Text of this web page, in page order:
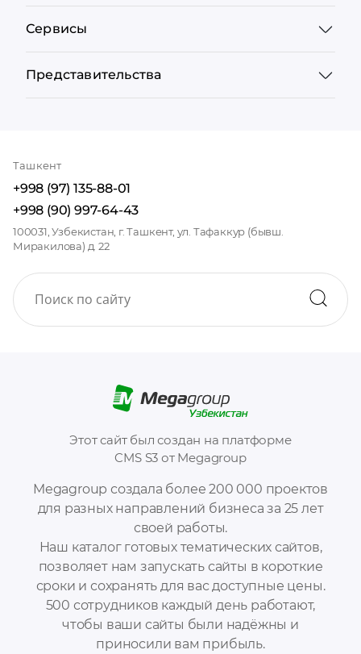
Megagroup создала более 200 000 проектов
для разных направлений бизнеса за 25 лет
своей работы.
Наш каталог готовых тематических сайтов,
позволяет нам запускать сайты в короткие
сроки и сохранять для вас доступные цены.
500 сотрудников каждый день работают,
чтобы ваши сайты были надёжны и
приносили вам прибыль.
Этот сайт был создан на платформе
CMS S3 от Megagroup
Сервисы
Представительства
Ташкент
+998 (97) 135-88-01
+998 (90) 997-64-43
100031, Узбекистан, г. Ташкент, ул. Тафаккур (бывш.
Миракилова) д. 22